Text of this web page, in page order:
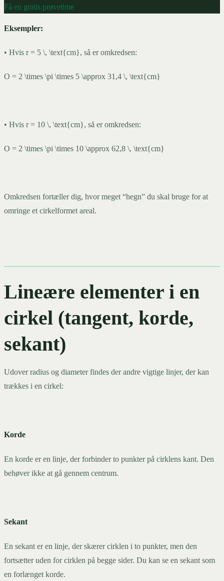
Få en gratis prøvetime
Eksempler:
• Hvis r = 5 \, \text{cm}, så er omkredsen:
O = 2 \times \pi \times 5 \approx 31,4 \, \text{cm}
• Hvis r = 10 \, \text{cm}, så er omkredsen:
O = 2 \times \pi \times 10 \approx 62,8 \, \text{cm}
Omkredsen fortæller dig, hvor meget “hegn” du skal bruge for at
omringe et cirkelformet areal.
Lineære elementer i en
cirkel (tangent, korde,
sekant)
Udover radius og diameter findes der andre vigtige linjer, der kan
trækkes i en cirkel:
Korde
En korde er en linje, der forbinder to punkter på cirklens kant. Den
behøver ikke at gå gennem centrum.
Sekant
En sekant er en linje, der skærer cirklen i to punkter, men den
fortsætter uden for cirklen på begge sider. Du kan se en sekant som
en forlænget korde.